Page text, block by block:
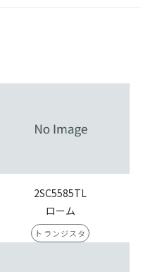
2SC5585TL
ローム
トランジスタ